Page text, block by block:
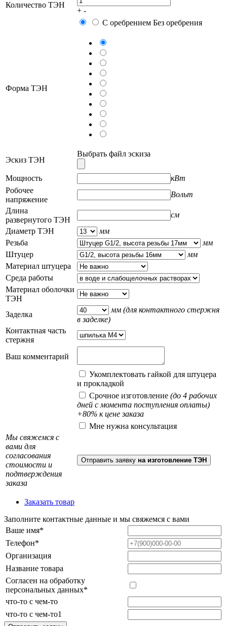
Количество ТЭН
+ -
С оребрением Без оребрения
Форма ТЭН
Эскиз ТЭН
Выбрать файл эскиза
Мощность
кВт
Робочее
напряжение
Вольт
Длина
развернутого ТЭН
см
Диаметр ТЭН
мм
Резьба
мм
Штуцер
мм
Материал штуцера
Среда работы
Материал оболочки
ТЭН
Заделка
мм (для контактного стержня
в заделке)
Контактная часть
стержня
Ваш комментарий
Укомплектовать гайкой для штуцера
и прокладкой
Срочное изготовление (до 4 рабочих
дней с момента поступления оплаты)
+80% к цене заказа
Мне нужна консультация
Мы свяжемся с
вами для
согласования
стоимости и
подтверждения
заказа
Отправить заявку на изготовление ТЭН
Заказать товар
Заполните контактные данные и мы свяжемся с вами
Ваше имя*
Телефон*
Организация
Название товара
Согласен на обработку
персональных данных*
что-то с чем-то
что-то с чем-то1